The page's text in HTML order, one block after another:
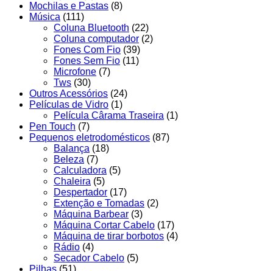
Mochilas e Pastas (8)
Música (111)
Coluna Bluetooth (22)
Coluna computador (2)
Fones Com Fio (39)
Fones Sem Fio (11)
Microfone (7)
Tws (30)
Outros Acessórios (24)
Películas de Vidro (1)
Película Cârama Traseira (1)
Pen Touch (7)
Pequenos eletrodomésticos (87)
Balança (18)
Beleza (7)
Calculadora (5)
Chaleira (5)
Despertador (17)
Extenção e Tomadas (2)
Máquina Barbear (3)
Máquina Cortar Cabelo (17)
Máquina de tirar borbotos (4)
Rádio (4)
Secador Cabelo (5)
Pilhas (51)